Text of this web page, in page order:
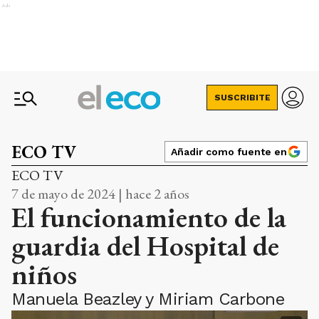
Ads
SUSCRIBITE
ECO TV Añadir como fuente en
ECO TV
7 de mayo de 2024 | hace 2 años
El funcionamiento de la
guardia del Hospital de
niños
Manuela Beazley y Miriam Carbone